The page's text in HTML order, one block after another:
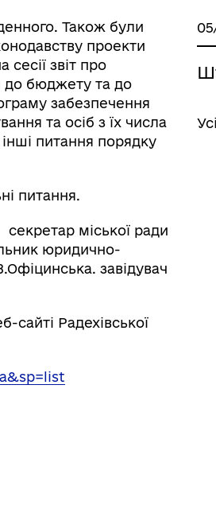
Також були
проекти
звіт про
до бюджету та до
забезпечення
та осіб з їх числа
питання порядку
питання.
секретар міської ради
юридично-
завідувач
Радехівської